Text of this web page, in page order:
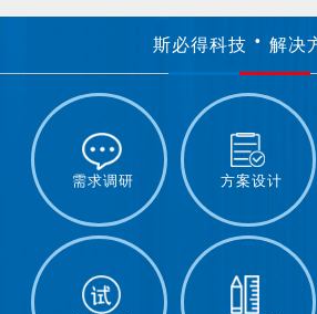
斯必得科技 解决
需求调研 方案设计